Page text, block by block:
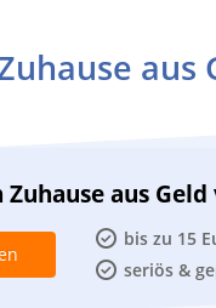
aus
aus
bis zu 15
seriös &